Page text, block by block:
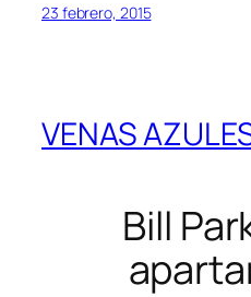
23 febrero, 2015
VENAS
Bill